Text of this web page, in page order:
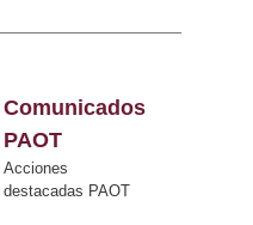
Comunicados
PAOT
Acciones
destacadas PAOT